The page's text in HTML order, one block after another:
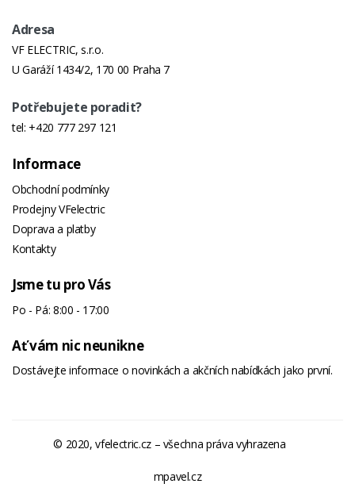
Adresa
VF ELECTRIC, s.r.o.
U Garáží 1434/2, 170 00 Praha 7
Potřebujete poradit?
tel: +420 777 297 121
Informace
Obchodní podmínky
Prodejny VFelectric
Doprava a platby
Kontakty
Jsme tu pro Vás
Po - Pá: 8:00 - 17:00
Ať vám nic neunikne
Dostávejte informace o novinkách a akčních nabídkách jako první.
© 2020, vfelectric.cz – všechna práva vyhrazena
mpavel.cz